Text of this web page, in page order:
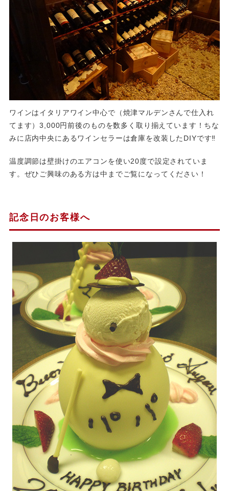
ワインはイタリアワイン中心で（焼津マルデンさんで仕入れ
てます）3,000円前後のものを数多く取り揃えています！ちな
みに店内中央にあるワインセラーは倉庫を改装したDIYです‼
温度調節は壁掛けのエアコンを使い20度で設定されていま
す。ぜひご興味のある方は中までご覧になってください！
記念日のお客様へ